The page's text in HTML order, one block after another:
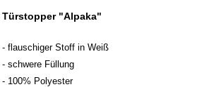
Türstopper "Alpaka"
- flauschiger Stoff in Weiß
- schwere Füllung
- 100% Polyester